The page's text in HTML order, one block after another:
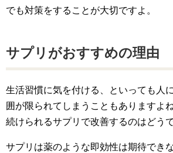
でも対策をすることが大切ですよ。
サプリがおすすめの理由
生活習慣に気を付ける、といっても人
囲が限られてしまうこともありますよ
続けられるサプリで改善するのはどう
サプリは薬のような即効性は期待でき